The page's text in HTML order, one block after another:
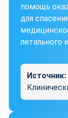
помощь
для
летального
Источник: